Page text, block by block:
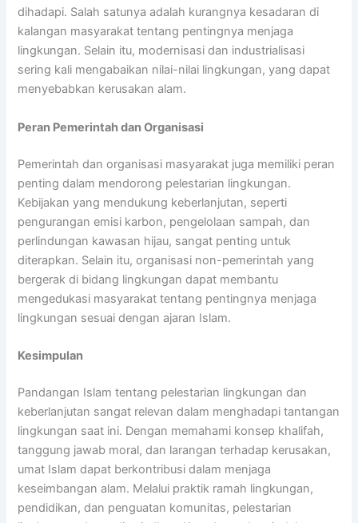
dihadapi. Salah satunya adalah kurangnya kesadaran di
kalangan masyarakat tentang pentingnya menjaga
lingkungan. Selain itu, modernisasi dan industrialisasi
sering kali mengabaikan nilai-nilai lingkungan, yang dapat
menyebabkan kerusakan alam.
Peran Pemerintah dan Organisasi
Pemerintah dan organisasi masyarakat juga memiliki peran
penting dalam mendorong pelestarian lingkungan.
Kebijakan yang mendukung keberlanjutan, seperti
pengurangan emisi karbon, pengelolaan sampah, dan
perlindungan kawasan hijau, sangat penting untuk
diterapkan. Selain itu, organisasi non-pemerintah yang
bergerak di bidang lingkungan dapat membantu
mengedukasi masyarakat tentang pentingnya menjaga
lingkungan sesuai dengan ajaran Islam.
Kesimpulan
Pandangan Islam tentang pelestarian lingkungan dan
keberlanjutan sangat relevan dalam menghadapi tantangan
lingkungan saat ini. Dengan memahami konsep khalifah,
tanggung jawab moral, dan larangan terhadap kerusakan,
umat Islam dapat berkontribusi dalam menjaga
keseimbangan alam. Melalui praktik ramah lingkungan,
pendidikan, dan penguatan komunitas, pelestarian